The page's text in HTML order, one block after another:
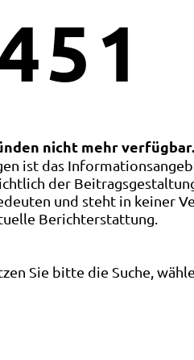
5 1
nicht mehr verfügbar.
ist das
der
und steht in keiner
Berichterstattung.
Sie bitte die Suche,